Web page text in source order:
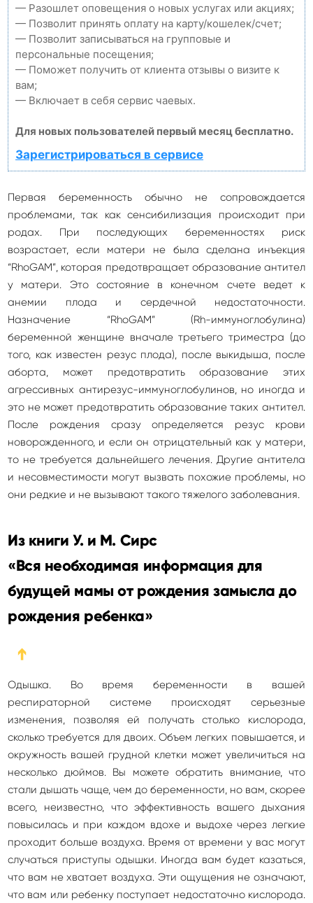
— Разошлет оповещения о новых услугах или акциях;
— Позволит принять оплату на карту/кошелек/счет;
— Позволит записываться на групповые и
персональные посещения;
— Поможет получить от клиента отзывы о визите к
вам;
— Включает в себя сервис чаевых.
Для новых пользователей первый месяц бесплатно.
Зарегистрироваться в сервисе
Первая беременность обычно не сопровождается
проблемами, так как сенсибилизация происходит при
родах. При последующих беременностях риск
возрастает, если матери не была сделана инъекция
“RhoGAM”, которая предотвращает образование антител
у матери. Это состояние в конечном счете ведет к
анемии плода и сердечной недостаточности.
Назначение “RhoGAM” (Rh-иммуноглобулина)
беременной женщине вначале третьего триместра (до
того, как известен резус плода), после выкидыша, после
аборта, может предотвратить образование этих
агрессивных антирезус-иммуноглобулинов, но иногда и
это не может предотвратить образование таких антител.
После рождения сразу определяется резус крови
новорожденного, и если он отрицательный как у матери,
то не требуется дальнейшего лечения. Другие антитела
и несовместимости могут вызвать похожие проблемы, но
они редкие и не вызывают такого тяжелого заболевания.
Из книги У. и М. Сирс
«Вся необходимая информация для
будущей мамы от рождения замысла до
рождения ребенка»
➔
Одышка. Во время беременности в вашей
респираторной системе происходят серьезные
изменения, позволяя ей получать столько кислорода,
сколько требуется для двоих. Объем легких повышается, и
окружность вашей грудной клетки может увеличиться на
несколько дюймов. Вы можете обратить внимание, что
стали дышать чаще, чем до беременности, но вам, скорее
всего, неизвестно, что эффективность вашего дыхания
повысилась и при каждом вдохе и выдохе через легкие
проходит больше воздуха. Время от времени у вас могут
случаться приступы одышки. Иногда вам будет казаться,
что вам не хватает воздуха. Эти ощущения не означают,
что вам или ребенку поступает недостаточно кислорода.